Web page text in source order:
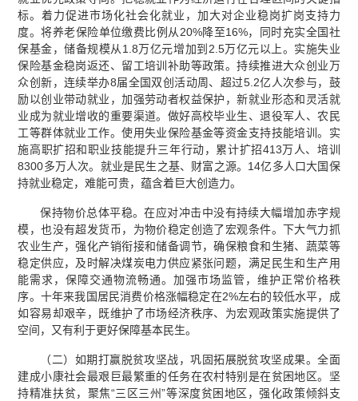
标。着力促进市场化社会化就业，加大对企业稳岗扩岗支持力
度。将养老保险单位缴费比例从20%降至16%，同时充实全国社
保基金，储备规模从1.8万亿元增加到2.5万亿元以上。实施失业
保险基金稳岗返还、留工培训补助等政策。持续推进大众创业万
众创新，连续举办8届全国双创活动周、超过5.2亿人次参与，鼓
励以创业带动就业，加强劳动者权益保护，新就业形态和灵活就
业成为就业增收的重要渠道。做好高校毕业生、退役军人、农民
工等群体就业工作。使用失业保险基金等资金支持技能培训。实
施高职扩招和职业技能提升三年行动，累计扩招413万人、培训
8300多万人次。就业是民生之基、财富之源。14亿多人口大国保
持就业稳定，难能可贵，蕴含着巨大创造力。
保持物价总体平稳。在应对冲击中没有持续大幅增加赤字规
模，也没有超发货币，为物价稳定创造了宏观条件。下大气力抓
农业生产，强化产销衔接和储备调节，确保粮食和生猪、蔬菜等
稳定供应，及时解决煤炭电力供应紧张问题，满足民生和生产用
能需求，保障交通物流畅通。加强市场监管，维护正常价格秩
序。十年来我国居民消费价格涨幅稳定在2%左右的较低水平，成
如容易却艰辛，既维护了市场经济秩序、为宏观政策实施提供了
空间，又有利于更好保障基本民生。
（二）如期打赢脱贫攻坚战，巩固拓展脱贫攻坚成果。全面
建成小康社会最艰巨最繁重的任务在农村特别是在贫困地区。坚
持精准扶贫，聚焦“三区三州”等深度贫困地区，强化政策倾斜支